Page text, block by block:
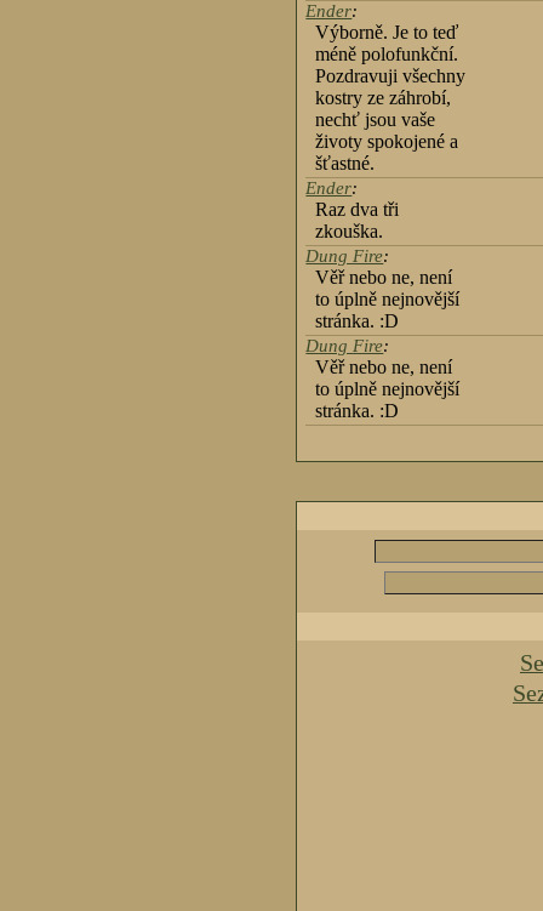
Ender:
Výborně. Je to teď
méně polofunkční.
Pozdravuji všechny
kostry ze záhrobí,
nechť jsou vaše
životy spokojené a
šťastné.
Ender:
Raz dva tři
zkouška.
Dung Fire:
Věř nebo ne, není
to úplně nejnovější
stránka. :D
Dung Fire:
Věř nebo ne, není
to úplně nejnovější
stránka. :D